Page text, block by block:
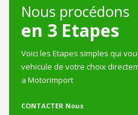
Nous procédons
en 3 Etapes
Voici les Etapes simples qui
vehicule de votre choix
a Motorimport
CONTACTER Nous